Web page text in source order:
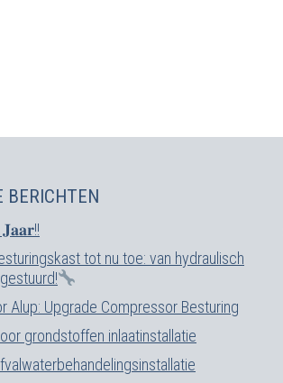
BERICHTEN
tot nu toe: van hydraulisch
Alup: Upgrade Compressor Besturing
grondstoffen inlaatinstallatie